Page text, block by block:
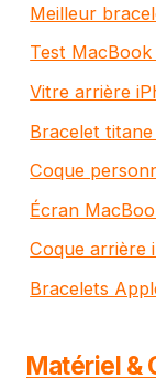
Meilleur
Test
Vitre arrière
Bracelet
Coque
Écran
Coque arrière
Bracelets
Matériel &